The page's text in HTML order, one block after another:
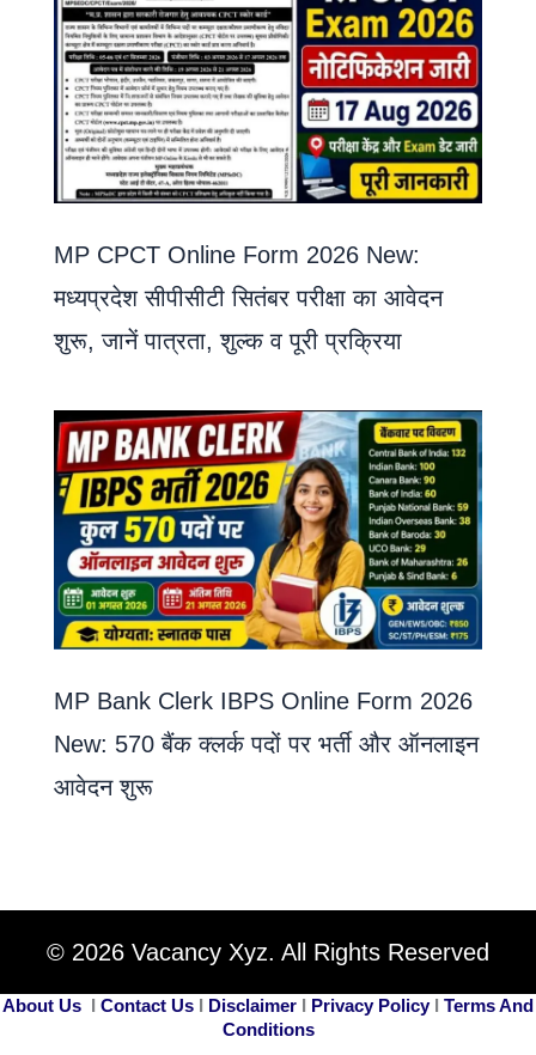
MP CPCT Online Form 2026 New:
मध्यप्रदेश सीपीसीटी सितंबर परीक्षा का आवेदन
शुरू, जानें पात्रता, शुल्क व पूरी प्रक्रिया
MP Bank Clerk IBPS Online Form 2026
New: 570 बैंक क्लर्क पदों पर भर्ती और ऑनलाइन
आवेदन शुरू
© 2026 Vacancy Xyz. All Rights Reserved
About Us I Contact Us I Disclaimer I Privacy PolicyI Terms And
Conditions